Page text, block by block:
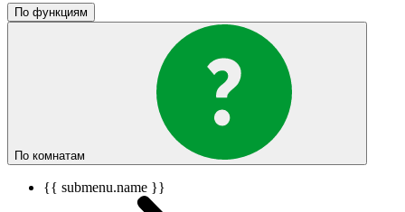
По функциям
По комнатам
{{ submenu.name }}